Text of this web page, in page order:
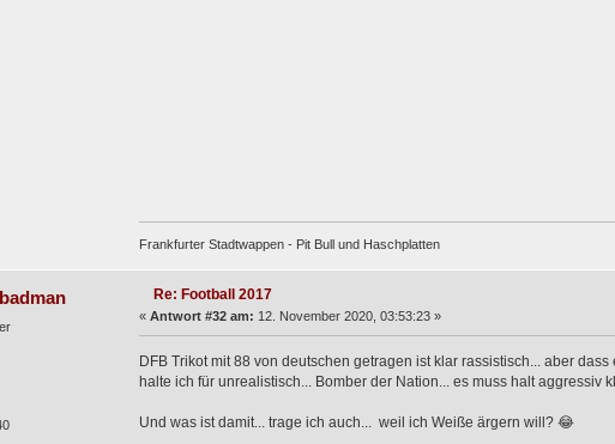
Frankfurter Stadtwappen - Pit Bull und Haschplatten
badman Re: Football 2017
« Antwort #32 am: 12. November 2020, 03:53:23 »
DFB Trikot mit 88 von deutschen getragen ist klar rassistisch... aber
halte ich für unrealistisch... Bomber der Nation... es muss halt aggressiv
Und was ist damit... trage ich auch... weil ich Weiße ärgern will? 😂